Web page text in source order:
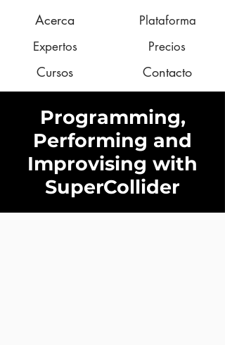
Acerca
Expertos
Cursos
Plataforma
Precios
Contacto
Programming,
Performing and
Improvising with
SuperCollider